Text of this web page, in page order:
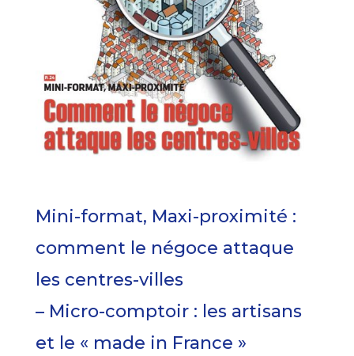
Mini-format, Maxi-proximité :
comment le négoce attaque
les centres-villes
– Micro-comptoir : les artisans
et le « made in France »